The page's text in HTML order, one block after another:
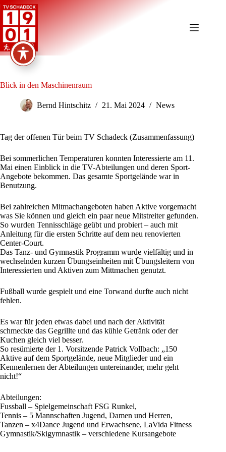
Zum
Inhalt
springen
Blick in den Maschinenraum
Bernd Hintschitz 21. Mai 2024 News
Tag der offenen Tür beim TV Schadeck (Zusammenfassung)
Bei sommerlichen Temperaturen konnten Interessierte am 11.
Mai einen Einblick in die TV-Abteilungen und deren Sport-
Angebote bekommen. Das gesamte Sportgelände war in
Benutzung.
Bei zahlreichen Mitmachangeboten haben Aktive vorgemacht
was Sie können und gleich ein paar neue Mitstreiter gefunden.
So wurden Tennisschläge geübt und probiert – auch mit
Anleitung für die ersten Schritte auf dem neu renovierten
Center-Court.
Das Tanz- und Gymnastik Programm wurde vielfältig und in
wechselnden kurzen Übungseinheiten mit Übungsleitern von
Interessierten und Aktiven zum Mittmachen genutzt.
Fußball wurde gespielt und eine Torwand durfte auch nicht
fehlen.
Es war für jeden etwas dabei und nach der Aktivität
schmeckte das Gegrillte und das kühle Getränk oder der
Kuchen gleich viel besser.
So resümierte der 1. Vorsitzende Patrick Vollbach: „150
Aktive auf dem Sportgelände, neue Mitglieder und ein
Kennenlernen der Abteilungen untereinander, mehr geht
nicht!“
Abteilungen:
Fussball – Spielgemeinschaft FSG Runkel,
Tennis – 5 Mannschaften Jugend, Damen und Herren,
Tanzen – x4Dance Jugend und Erwachsene, LaVida Fitness
Gymnastik/Skigymnastik – verschiedene Kursangebote